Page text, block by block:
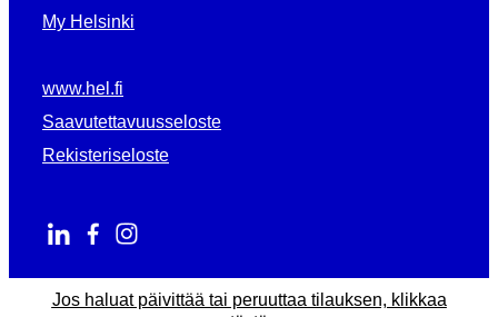
My Helsinki
www.hel.fi
Saavutettavuusseloste
Rekisteriseloste
Jos haluat päivittää tai peruuttaa tilauksen, klikkaa